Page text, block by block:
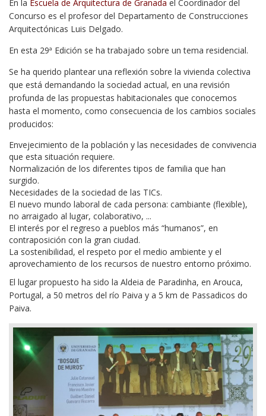
En la Escuela de Arquitectura de Granada el Coordinador del
Concurso es el profesor del Departamento de Construcciones
Arquitectónicas Luis Delgado.
En esta 29ª Edición se ha trabajado sobre un tema residencial.
Se ha querido plantear una reflexión sobre la vivienda colectiva
que está demandando la sociedad actual, en una revisión
profunda de las propuestas habitacionales que conocemos
hasta el momento, como consecuencia de los cambios sociales
producidos:
Envejecimiento de la población y las necesidades de convivencia
que esta situación requiere.
Normalización de los diferentes tipos de familia que han
surgido.
Necesidades de la sociedad de las TICs.
El nuevo mundo laboral de cada persona: cambiante (flexible),
no arraigado al lugar, colaborativo, ...
El interés por el regreso a pueblos más “humanos”, en
contraposición con la gran ciudad.
La sostenibilidad, el respeto por el medio ambiente y el
aprovechamiento de los recursos de nuestro entorno próximo.
El lugar propuesto ha sido la Aldeia de Paradinha, en Arouca,
Portugal, a 50 metros del río Paiva y a 5 km de Passadicos do
Paiva.